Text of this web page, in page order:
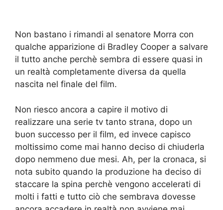
Non bastano i rimandi al senatore Morra con
qualche apparizione di Bradley Cooper a salvare
il tutto anche perchè sembra di essere quasi in
un realtà completamente diversa da quella
nascita nel finale del film.
Non riesco ancora a capire il motivo di
realizzare una serie tv tanto strana, dopo un
buon successo per il film, ed invece capisco
moltissimo come mai hanno deciso di chiuderla
dopo nemmeno due mesi. Ah, per la cronaca, si
nota subito quando la produzione ha deciso di
staccare la spina perchè vengono accelerati di
molti i fatti e tutto ciò che sembrava dovesse